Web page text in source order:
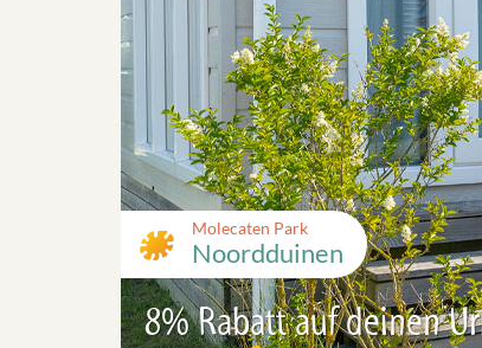
Molecaten Park
Noordduinen
8% Rabatt auf deinen